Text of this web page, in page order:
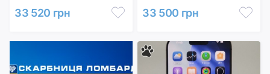
33 520 грн 33 500 грн